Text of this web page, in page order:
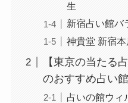
生
新宿占い館バ
神貴堂 新宿
【東京の当たる
のおすすめ占い
占いの館ウィ